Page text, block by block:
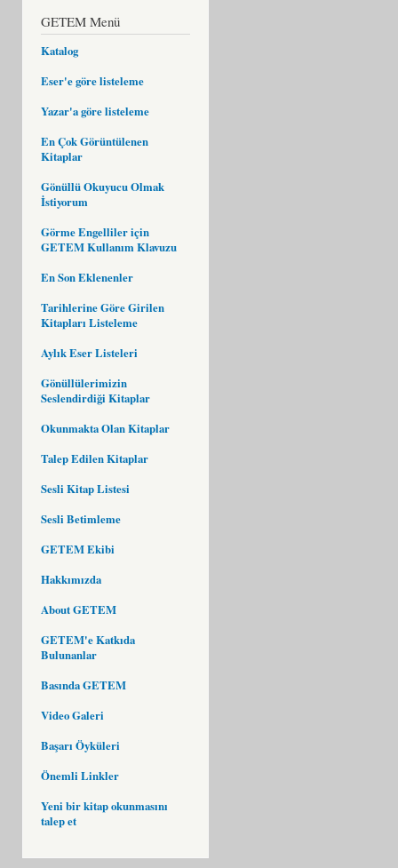
GETEM Menü
Katalog
Eser'e göre listeleme
Yazar'a göre listeleme
En Çok Görüntülenen
Kitaplar
Gönüllü Okuyucu Olmak
İstiyorum
Görme Engelliler için
GETEM Kullanım Klavuzu
En Son Eklenenler
Tarihlerine Göre Girilen
Kitapları Listeleme
Aylık Eser Listeleri
Gönüllülerimizin
Seslendirdiği Kitaplar
Okunmakta Olan Kitaplar
Talep Edilen Kitaplar
Sesli Kitap Listesi
Sesli Betimleme
GETEM Ekibi
Hakkımızda
About GETEM
GETEM'e Katkıda
Bulunanlar
Basında GETEM
Video Galeri
Başarı Öyküleri
Önemli Linkler
Yeni bir kitap okunmasını
talep et